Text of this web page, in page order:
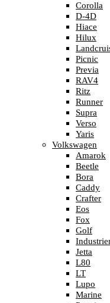
Corolla
D-4D
Hiace
Hilux
Picnic
Previa
RAV4
Ritz
Runner
Supra
Verso
Yaris
Volkswagen
Amarok
Beetle
Bora
Caddy
Crafter
Eos
Fox
Golf
Jetta
L80
LT
Lupo
Marine